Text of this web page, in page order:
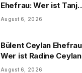
Ehefrau: Wer ist Tanja
Käser?
August 6, 2026
Bülent Ceylan
Wer ist Radine
August 6, 2026